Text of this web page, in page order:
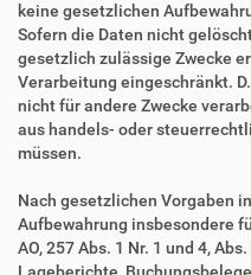
keine gesetzlichen
Sofern die Daten nicht
gesetzlich zulässige Zwecke
Verarbeitung eingeschränkt.
nicht für andere Zwecke
aus handels- oder
müssen.
Nach gesetzlichen Vorgaben
Aufbewahrung insbesondere
AO, 257 Abs. 1 Nr. 1 und 4,